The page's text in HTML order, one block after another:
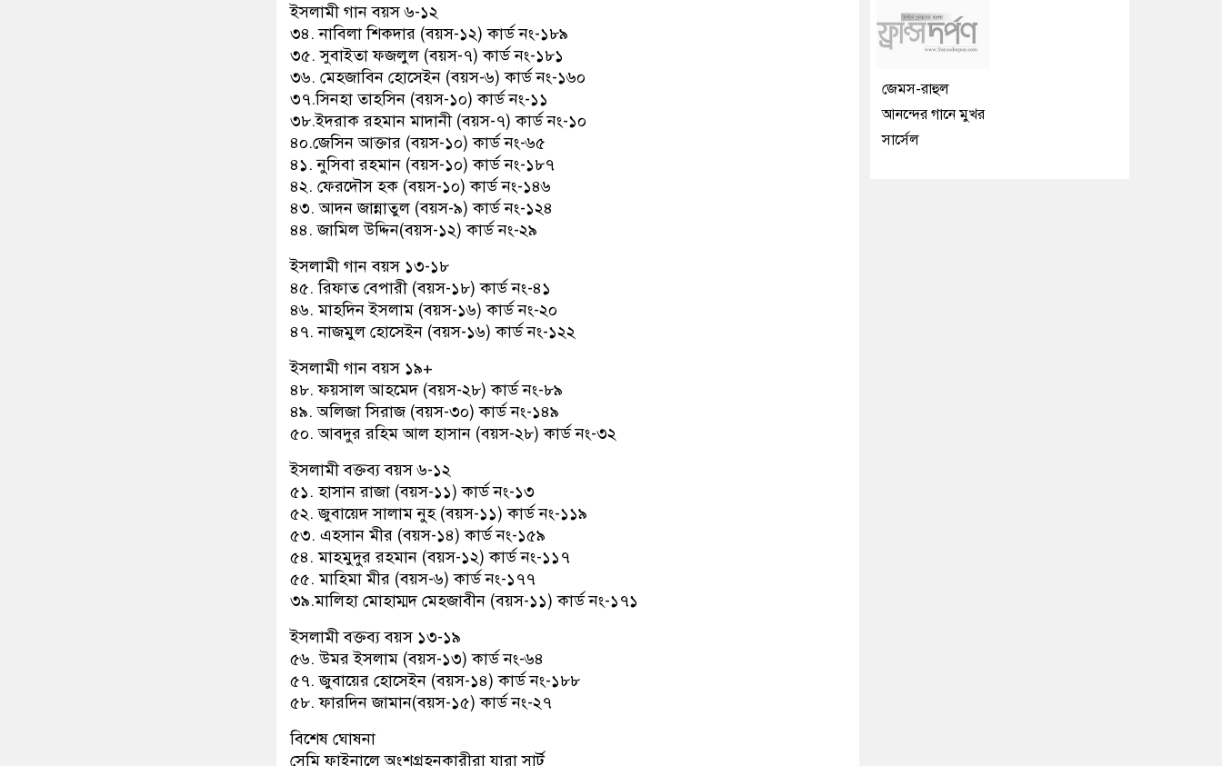
ইসলামী গান বয়স ৬-১২
৩৪. নাবিলা শিকদার (বয়স-১২) কার্ড নং-১৮৯
৩৫. সুবাইতা ফজলুল (বয়স-৭) কার্ড নং-১৮১
৩৬. মেহজাবিন হোসেইন (বয়স-৬) কার্ড নং-১৬০
৩৭.সিনহা তাহসিন (বয়স-১০) কার্ড নং-১১
৩৮.ইদরাক রহমান মাদানী (বয়স-৭) কার্ড নং-১০
৪০.জেসিন আক্তার (বয়স-১০) কার্ড নং-৬৫
৪১. নুসিবা রহমান (বয়স-১০) কার্ড নং-১৮৭
৪২. ফেরদৌস হক (বয়স-১০) কার্ড নং-১৪৬
৪৩. আদন জান্নাতুল (বয়স-৯) কার্ড নং-১২৪
৪৪. জামিল উদ্দিন(বয়স-১২) কার্ড নং-২৯
ইসলামী গান বয়স ১৩-১৮
৪৫. রিফাত বেপারী (বয়স-১৮) কার্ড নং-৪১
৪৬. মাহদিন ইসলাম (বয়স-১৬) কার্ড নং-২০
৪৭. নাজমুল হোসেইন (বয়স-১৬) কার্ড নং-১২২
ইসলামী গান বয়স ১৯+
৪৮. ফয়সাল আহমেদ (বয়স-২৮) কার্ড নং-৮৯
৪৯. অলিজা সিরাজ (বয়স-৩০) কার্ড নং-১৪৯
৫০. আবদুর রহিম আল হাসান (বয়স-২৮) কার্ড নং-৩২
ইসলামী বক্তব্য বয়স ৬-১২
৫১. হাসান রাজা (বয়স-১১) কার্ড নং-১৩
৫২. জুবায়েদ সালাম নুহ (বয়স-১১) কার্ড নং-১১৯
৫৩. এহসান মীর (বয়স-১৪) কার্ড নং-১৫৯
৫৪. মাহমুদুর রহমান (বয়স-১২) কার্ড নং-১১৭
৫৫. মাহিমা মীর (বয়স-৬) কার্ড নং-১৭৭
৩৯.মালিহা মোহাম্মদ মেহজাবীন (বয়স-১১) কার্ড নং-১৭১
ইসলামী বক্তব্য বয়স ১৩-১৯
৫৬. উমর ইসলাম (বয়স-১৩) কার্ড নং-৬৪
৫৭. জুবায়ের হোসেইন (বয়স-১৪) কার্ড নং-১৮৮
৫৮. ফারদিন জামান(বয়স-১৫) কার্ড নং-২৭
বিশেষ ঘোষনা
সেমি ফাইনালে অংশগ্রহনকারীরা যারা সার্ট
জেমস-রাহুল
আনন্দের গানে মুখর
সার্সেল